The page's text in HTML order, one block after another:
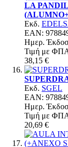
LA
Εκδ.
EAN:
Ημερ.
Τιμή με
38,15 €
Εκδ. SGEL
EAN:
Ημερ.
Τιμή με
20,69 €